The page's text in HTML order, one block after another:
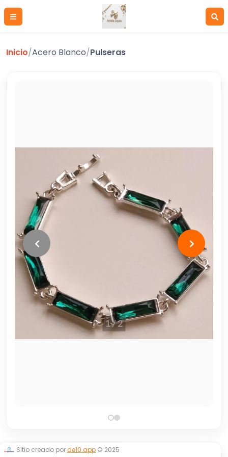
Inicio/Acero Blanco/Pulseras
Sitio creado porde10.app © 2025